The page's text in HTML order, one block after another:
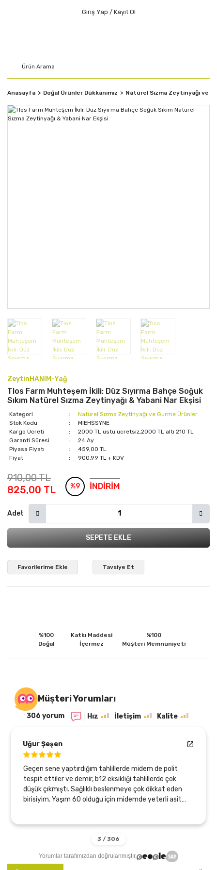
Giriş Yap / Kayıt Ol
Anasayfa Doğal Ürünler Dükkanımız Natürel Sızma Zeytinyağı ve
ZeytinHANIM-Yağ
Tlos Farm Muhteşem İkili: Düz Sıyırma Bahçe Soğuk
Sıkım Natürel Sızma Zeytinyağı & Yabani Nar Ekşisi
Kategori
Natürel Sızma Zeytinyağı ve Gurme Ürünler
Stok Kodu
MIEHSSYNE
Kargo Ücreti
2000 TL üstü ücretsiz,2000 TL altı 210 TL
Garanti Süresi
24 Ay
Piyasa Fiyatı
459,00 TL
Fiyat
900,99 TL + KDV
825,00 TL
910,00 TL
%9 İNDİRİM
Adet
SEPETE EKLE
Tavsiye Et
%100
Doğal
Katkı Maddesi
İçermez
%100
Müşteri Memnuniyeti
Müşteri Yorumları
306 yorum Hız İletişim Kalite
Uğur Şeşen
Geçen sene yaptırdığım tahlillerde midem de polit
tespit ettiler ve demir, b12 eksikliği tahlillerde çok
düşük çıkmıştı. Sağlıklı beslenmeye çok dikkat eden
birisiyim. Yaşım 60 olduğu için midemde yeterli asit
arayışım var dı, Tlesolive ürünleriyle bu sayede
tanıştım, bir çok ürünlerini kullanıyorum, (850 ve 750
profenol) zeytinyağı, KudretNarı profenolü yüksek
Yorumlar tarafımızdan doğrulanmıştır.